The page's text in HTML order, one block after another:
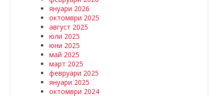
януари 2026
октомври 2025
август 2025
юли 2025
юни 2025
май 2025
март 2025
февруари 2025
януари 2025
октомври 2024